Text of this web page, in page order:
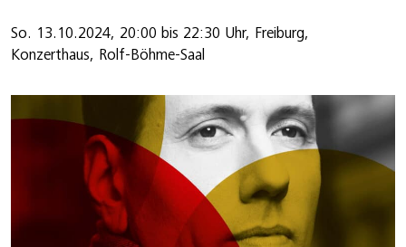
So. 13.10.2024, 20:00 bis 22:30 Uhr, Freiburg,
Konzerthaus, Rolf-Böhme-Saal